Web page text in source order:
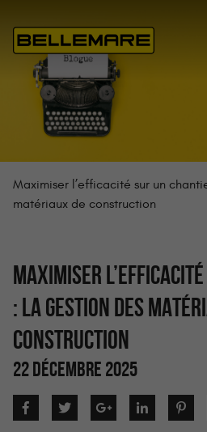
Maximiser l’efficacité sur un
matériaux de construction
MAXIMISER
: LA GESTION DES
CONSTRUCTION
22 DÉCEMBRE 2025